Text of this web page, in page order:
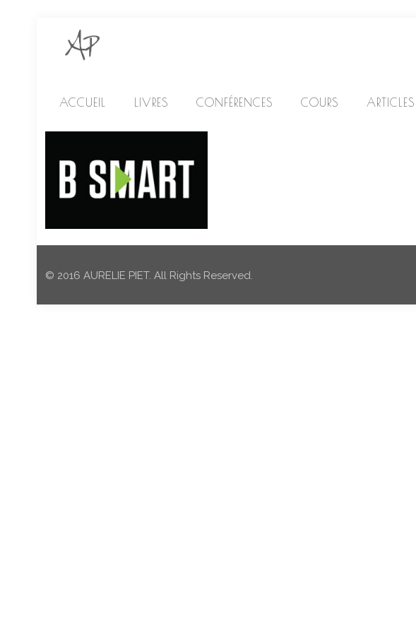
ACCUEIL LIVRES CONFÉRENCES COURS ARTICLES
© 2016 AURELIE PIET. All Rights Reserved.